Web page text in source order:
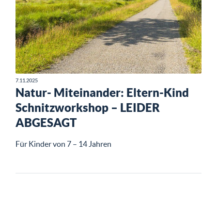
7.11.2025
Natur- Miteinander: Eltern-Kind
Schnitzworkshop – LEIDER
ABGESAGT
Für Kinder von 7 – 14 Jahren